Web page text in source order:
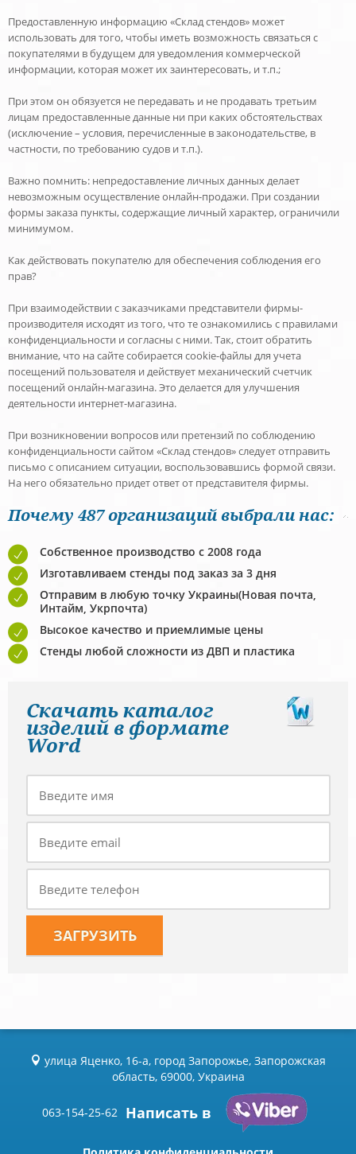
Предоставленную информацию «Склад стендов» может
использовать для того, чтобы иметь возможность связаться с
покупателями в будущем для уведомления коммерческой
информации, которая может их заинтересовать, и т.п.;
При этом он обязуется не передавать и не продавать третьим
лицам предоставленные данные ни при каких обстоятельствах
(исключение – условия, перечисленные в законодательстве, в
частности, по требованию судов и т.п.).
Важно помнить: непредоставление личных данных делает
невозможным осуществление онлайн-продажи. При создании
формы заказа пункты, содержащие личный характер, ограничили
минимумом.
Как действовать покупателю для обеспечения соблюдения его
прав?
При взаимодействии с заказчиками представители фирмы-
производителя исходят из того, что те ознакомились с правилами
конфиденциальности и согласны с ними. Так, стоит обратить
внимание, что на сайте собирается cookie-файлы для учета
посещений пользователя и действует механический счетчик
посещений онлайн-магазина. Это делается для улучшения
деятельности интернет-магазина.
При возникновении вопросов или претензий по соблюдению
конфиденциальности сайтом «Склад стендов» следует отправить
письмо с описанием ситуации, воспользовавшись формой связи.
На него обязательно придет ответ от представителя фирмы.
Почему 487 организаций выбрали нас:
Собственное производство с 2008 года
Изготавливаем стeнды под заказ за 3 дня
Отправим в любую точку Украины(Новая почта,
Интайм, Укрпочта)
Высокое качество и приемлимые цены
Стeнды любой сложности из ДВП и пластика
Скачать каталог
изделий в формате
Word
улица Яценко, 16-а, город Запорожье, Запорожская
область, 69000, Украина
063-154-25-62 Написать в